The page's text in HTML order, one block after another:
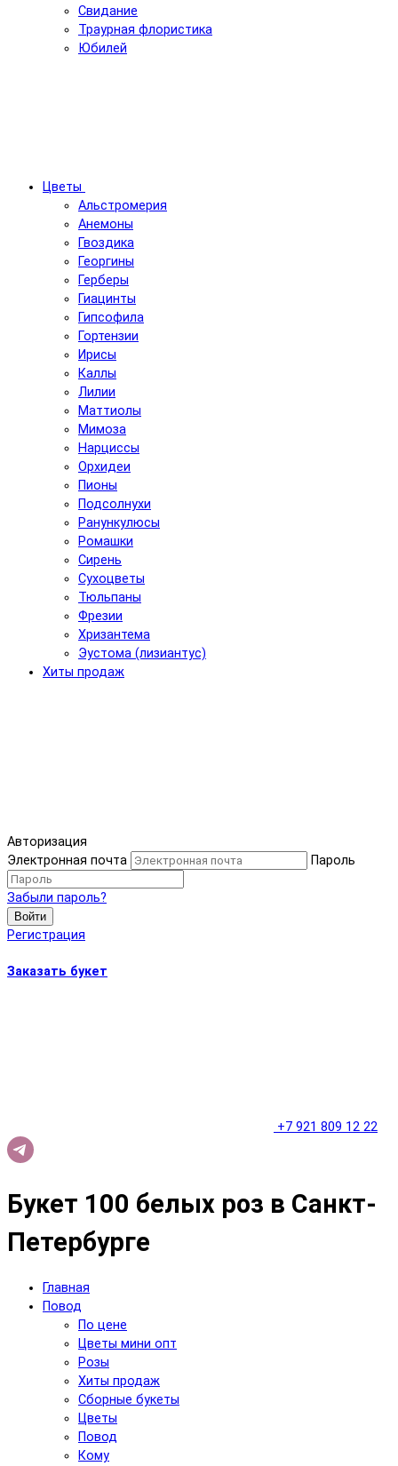
Свидание
Траурная флористика
Юбилей
Цветы
Альстромерия
Анемоны
Гвоздика
Георгины
Герберы
Гиацинты
Гипсофила
Гортензии
Ирисы
Каллы
Лилии
Маттиолы
Мимоза
Нарциссы
Орхидеи
Пионы
Подсолнухи
Ранункулюсы
Ромашки
Сирень
Сухоцветы
Тюльпаны
Фрезии
Хризантема
Эустома (лизиантус)
Хиты продаж
Авторизация
Электронная почта
Пароль
Забыли пароль?
Войти
Регистрация
Заказать букет
+7 921 809 12 22
Букет 100 белых роз в Санкт-
Петербурге
Главная
Повод
По цене
Цветы мини опт
Розы
Хиты продаж
Сборные букеты
Цветы
Повод
Кому